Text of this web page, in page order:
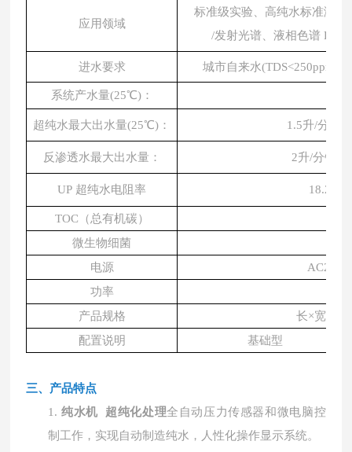
应用领域
标准级实验、高纯水标准溶
/发射光谱、液相色谱
进水要求 城市自来水(TDS<250ppm
系统产水量(25℃)：
超纯水最大出水量(25℃)： 1.5升/分钟(
反渗透水最大出水量： 2升/分钟(
UP 超纯水电阻率
TOC（总有机碳）
微生物细菌
电源
功率
产品规格
长×宽×高
配置说明
基础型
三、产品特点
1.纯水机 超纯化处理全自动压力传感器和微电脑控
制工作，实现自动制造纯水，人性化操作显示系统。